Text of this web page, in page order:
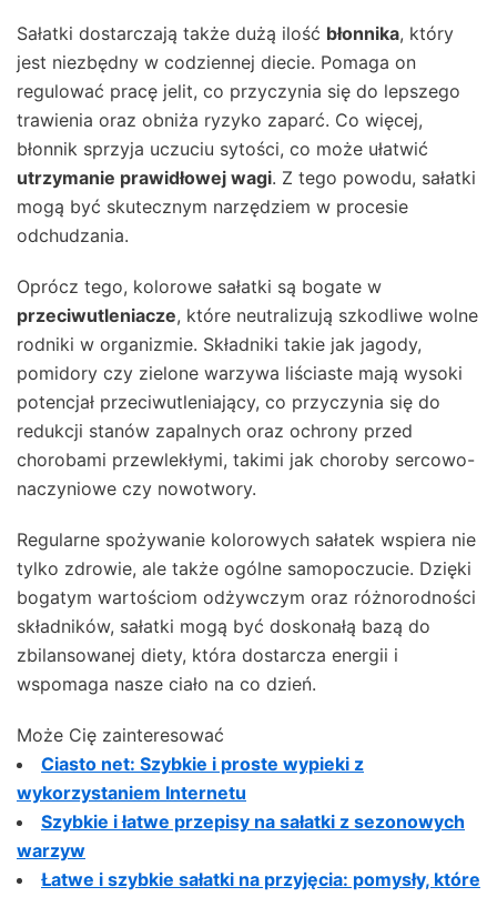
Sałatki dostarczają także dużą ilość błonnika, który
jest niezbędny w codziennej diecie. Pomaga on
regulować pracę jelit, co przyczynia się do lepszego
trawienia oraz obniża ryzyko zaparć. Co więcej,
błonnik sprzyja uczuciu sytości, co może ułatwić
utrzymanie prawidłowej wagi. Z tego powodu, sałatki
mogą być skutecznym narzędziem w procesie
odchudzania.
Oprócz tego, kolorowe sałatki są bogate w
przeciwutleniacze, które neutralizują szkodliwe wolne
rodniki w organizmie. Składniki takie jak jagody,
pomidory czy zielone warzywa liściaste mają wysoki
potencjał przeciwutleniający, co przyczynia się do
redukcji stanów zapalnych oraz ochrony przed
chorobami przewlekłymi, takimi jak choroby sercowo-
naczyniowe czy nowotwory.
Regularne spożywanie kolorowych sałatek wspiera nie
tylko zdrowie, ale także ogólne samopoczucie. Dzięki
bogatym wartościom odżywczym oraz różnorodności
składników, sałatki mogą być doskonałą bazą do
zbilansowanej diety, która dostarcza energii i
wspomaga nasze ciało na co dzień.
Może Cię zainteresować
Ciasto net: Szybkie i proste wypieki z
wykorzystaniem Internetu
Szybkie i łatwe przepisy na sałatki z sezonowych
warzyw
Łatwe i szybkie sałatki na przyjęcia: pomysły, które